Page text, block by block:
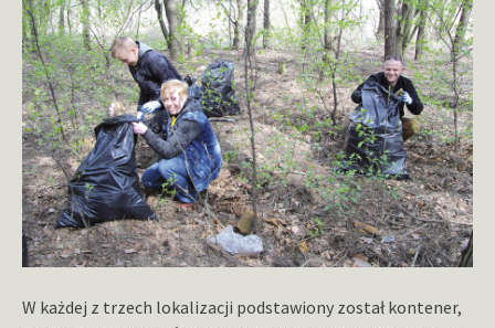
W każdej z trzech lokalizacji podstawiony został kontener,